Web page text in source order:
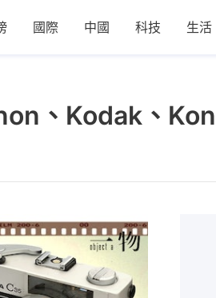
國際 中國 科技 生活
、Kodak、